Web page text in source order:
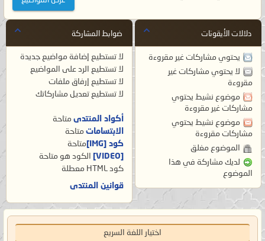
دلالات الأيقونات
يحتوي مشاركات غير مقروءة
لا يحتوي مشاركات غير
مقروءة
موضوع نشيط يحتوي
مشاركات غير مقروءة
موضوع نشيط يحتوي
مشاركات مقروءة
الموضوع مغلق
لديك مشاركة في هذا
الموضوع
ضوابط المشاركة
لا تستطيع إضافة مواضيع جديدة
لا تستطيع الرد على المواضيع
لا تستطيع إرفاق ملفات
لا تستطيع تعديل مشاركاتك
أكواد المنتدى متاحة
الابتسامات متاحة
كود [IMG]
متاحة
[VIDEO]
الكود هو متاحة
كود HTML
معطلة
قوانين المنتدى
اختيار اللغة السريع